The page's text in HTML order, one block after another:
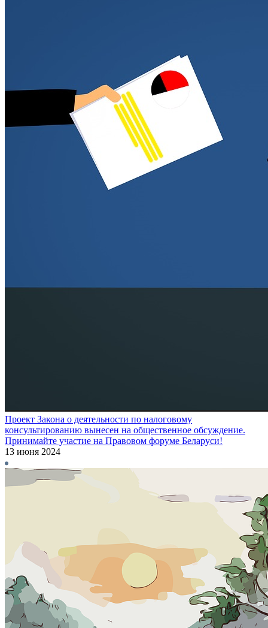
Проект Закона о деятельности по налоговому
консультированию вынесен на общественное обсуждение.
Принимайте участие на Правовом форуме Беларуси!
13 июня 2024